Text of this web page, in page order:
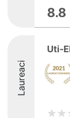
8.8
Laureaci
Uti-